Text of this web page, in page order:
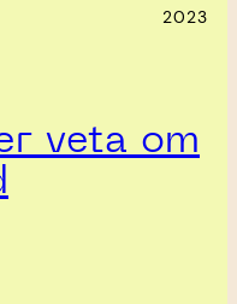
2023
veta om